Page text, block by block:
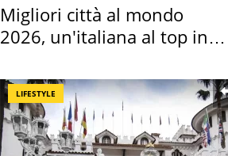
Migliori città al mondo
2026, un'italiana al top in
LIFESTYLE